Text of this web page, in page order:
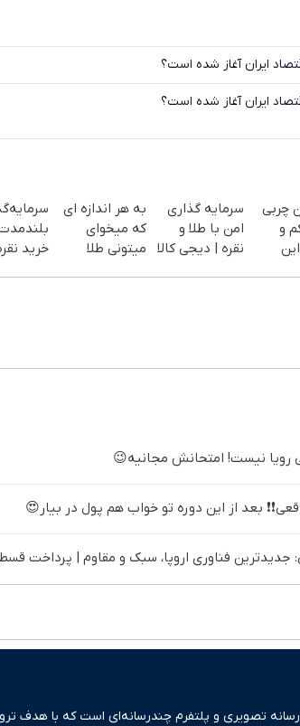
ایران آغاز شده است؟
ایران آغاز شده است؟
چربی
و
سرمایه گذاری
امن با طلا و
نقره | دیجی کالا
به هر اندازه ای
که میخوای
میتونی طلا
خرید
بعد از این دوره تو خواب هم پول در بیار😍
فناوری اروپا، سبک و مقاوم | پرداخت
رسانه تصویری و پلتفرم چندرسانه‌ای است که با هدف